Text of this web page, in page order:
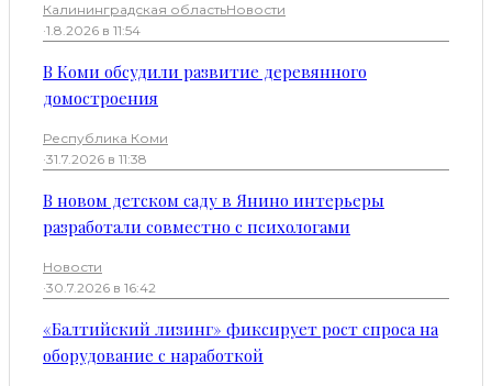
Калининградская областьНовости
·1.8.2026 в 11:54
В Коми обсудили развитие деревянного
домостроения
Республика Коми
·31.7.2026 в 11:38
В новом детском саду в Янино интерьеры
разработали совместно с психологами
Новости
·30.7.2026 в 16:42
«Балтийский лизинг» фиксирует рост спроса на
оборудование с наработкой